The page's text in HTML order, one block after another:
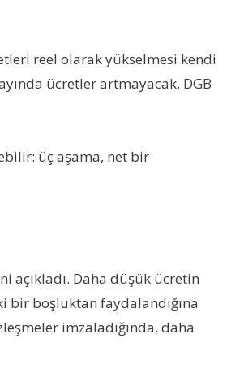
reel olarak yükselmesi kendi
ücretler artmayacak. DGB
üç aşama, net bir
açıkladı. Daha düşük ücretin
bir boşluktan faydalandığına
imzaladığında, daha